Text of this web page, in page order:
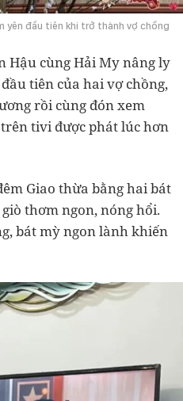
yên đầu tiên khi trở thành vợ chồng
Hậu cùng Hải My nâng ly
tiên của hai vợ chồng,
rồi cùng đón xem
tivi được phát lúc hơn
Giao thừa bằng hai bát
thơm ngon, nóng hổi.
bát mỳ ngon lành khiến